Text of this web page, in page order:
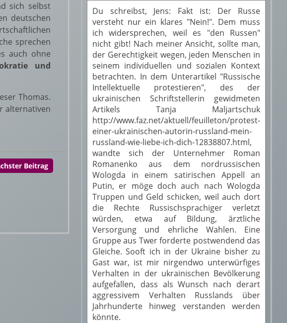
sich selbst
deutschen
sprechen
auch ohne
und
Thomas.
alternativen
Beitrag
Du schreibst, Jens: Fakt ist: Der Russe
versteht nur ein klares "Nein!". Dem muss
ich widersprechen, weil es "den Russen"
nicht gibt! Nach meiner Ansicht, sollte man,
der Gerechtigkeit wegen, jeden Menschen in
seinem individuellen und sozialen Kontext
betrachten. In dem Unterartikel "Russische
Intellektuelle protestieren", des der
ukrainischen Schriftstellerin gewidmeten
Artikels Tanja Maljartschuk
http://www.faz.net/aktuell/feuilleton/protest-
einer-ukrainischen-autorin-russland-mein-
russland-wie-liebe-ich-dich-12838807.html,
wandte sich der Unternehmer Roman
Romanenko aus dem nordrussischen
Wologda in einem satirischen Appell an
Putin, er möge doch auch nach Wologda
Truppen und Geld schicken, weil auch dort
die Rechte Russischsprachiger verletzt
würden, etwa auf Bildung, ärztliche
Versorgung und ehrliche Wahlen. Eine
Gruppe aus Twer forderte postwendend das
Gleiche. Sooft ich in der Ukraine bisher zu
Gast war, ist mir nirgendwo unterwürfiges
Verhalten in der ukrainischen Bevölkerung
aufgefallen, dass als Wunsch nach derart
aggressivem Verhalten Russlands über
Jahrhunderte hinweg verstanden werden
könnte.